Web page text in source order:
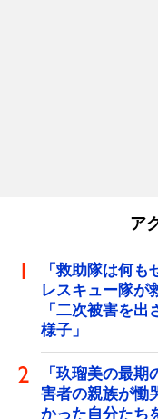
ア
「救助隊は何も
レスキュー隊
「二次被害を
様子」
「玖瑠美の最
害者の親族が慟
かった自分たち